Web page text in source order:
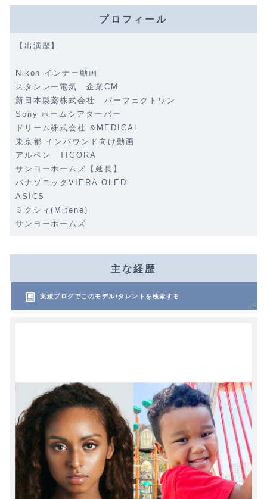
プロフィール
【出演歴】
Nikon インナー動画
スタンレー電気 企業CM
新日本製薬株式会社 パーフェクトワン
Sony ホームシアターバー
ドリーム株式会社 &MEDICAL
東京都 インバウンド向け動画
アルペン TIGORA
サンヨーホームズ【延長】
パナソニックVIERA OLED
ASICS
ミクシィ(Mitene)
サンヨーホームズ
主な経歴
実績ブログでこのモデル/タレントを検索する